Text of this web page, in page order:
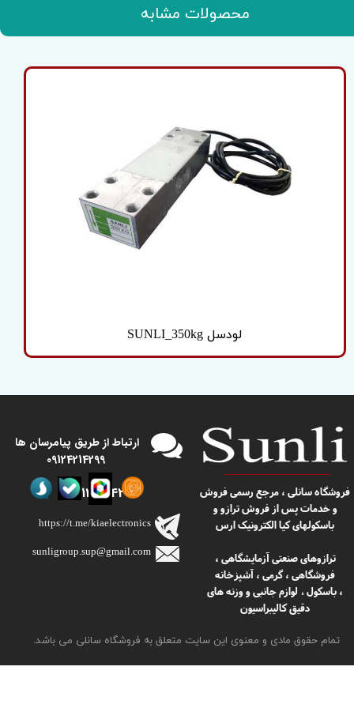
محصولات مشابه
لودسل SUNLI_350kg
​​فروشگاه سانلی ، مرجع رسمی فروش
و خدمات پس از فروش ترازو و
باسکولهای کیا الکترونیک ارس
ترازوهای صنعتی آزمایشگاهی ،
فروشگاهی ، گرمی ، آشپزخانه
، باسکول، لوازم جانبی و وزنه های
دقیق کالیبراسیون
تمام حقوق مادی و معنوی این سایت متعلق به فروشگاه سانلی می باشد.
sunligroup.sup@gmail.com​​​​​​​
https://t.me/kiaelectronics
​​ارتباط از طریق پیامرسان ها
09124214299
09124214299